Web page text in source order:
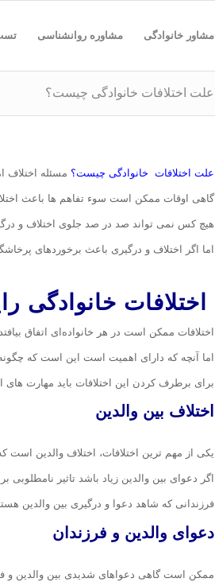
مشاور خانوادگی مشاوره روانشناسی
علت اختلافات خانوادگی چیست؟
علت اختلافات خانوادگی چیست؟ مسئله اختلاف
گاهی اوقات ممکن است سوء تفاهم ها باعث
هیچ کس نمی تواند صد در صد جلوی اختلاف و
اما اگر اختلاف و درگیری باعث برخوردهای
اختلافات خانوادگی
اختلافات ممکن است در هر خانواده‌ای اتفاق
اما آنچه که دارای اهمیت است این است که چگونه
برای برطرف کردن این اختلافات باید مهارت های
اختلاف بین والدین
یکی از مهم ترین اختلافات، اختلاف والدین است
اگر دعوای بین والدین زیاد باشد تاثیر
فرزندانی که شاهد دعوا و درگیری بین والدین
دعوای والدین و فرزندان
ممکن است گاهی دعواهای شدیدی بین والدین و